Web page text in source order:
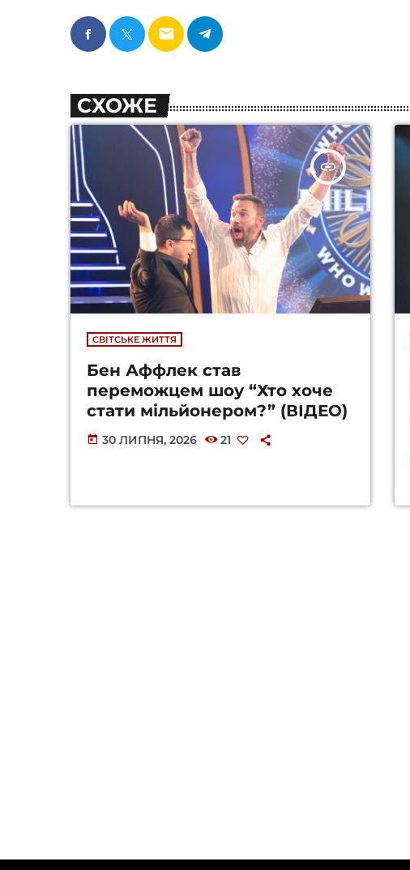
email
СХОЖЕ
insert_link
СВІТСЬКЕ ЖИТТЯ
Бен Аффлек став
переможцем шоу “Хто хоче
стати мільйонером?” (ВІДЕО)
today 30 ЛИПНЯ, 2026 21